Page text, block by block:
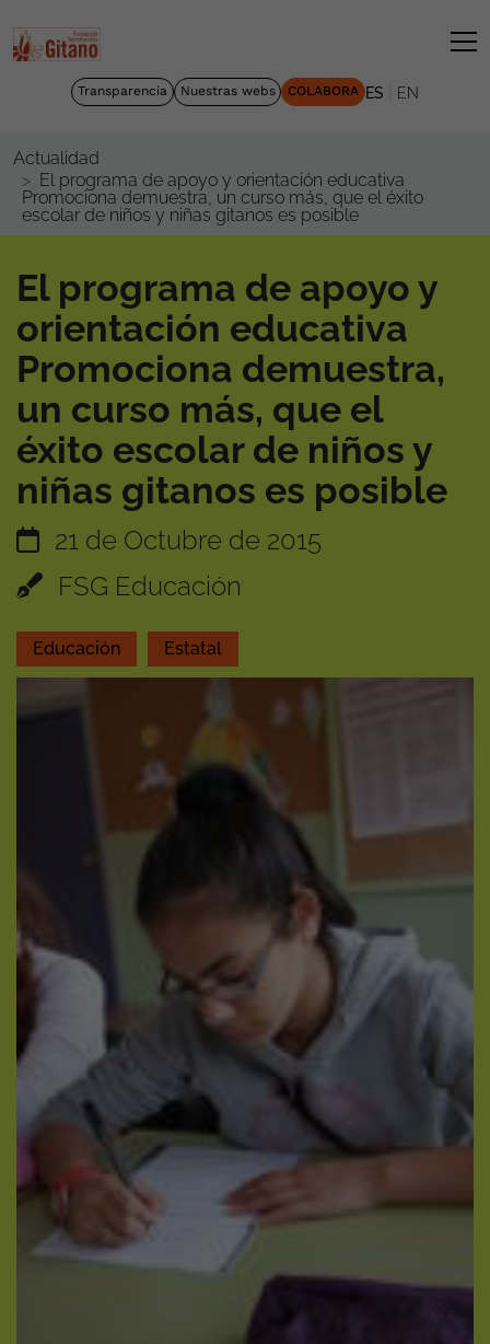
Transparencia Nuestras webs COLABORA ES EN
Actualidad
El programa de apoyo y orientación educativa
Promociona demuestra, un curso más, que el éxito
escolar de niños y niñas gitanos es posible
El programa de apoyo y
orientación educativa
Promociona demuestra,
un curso más, que el
éxito escolar de niños y
niñas gitanos es posible
21 de Octubre de 2015
FSG Educación
Educación Estatal